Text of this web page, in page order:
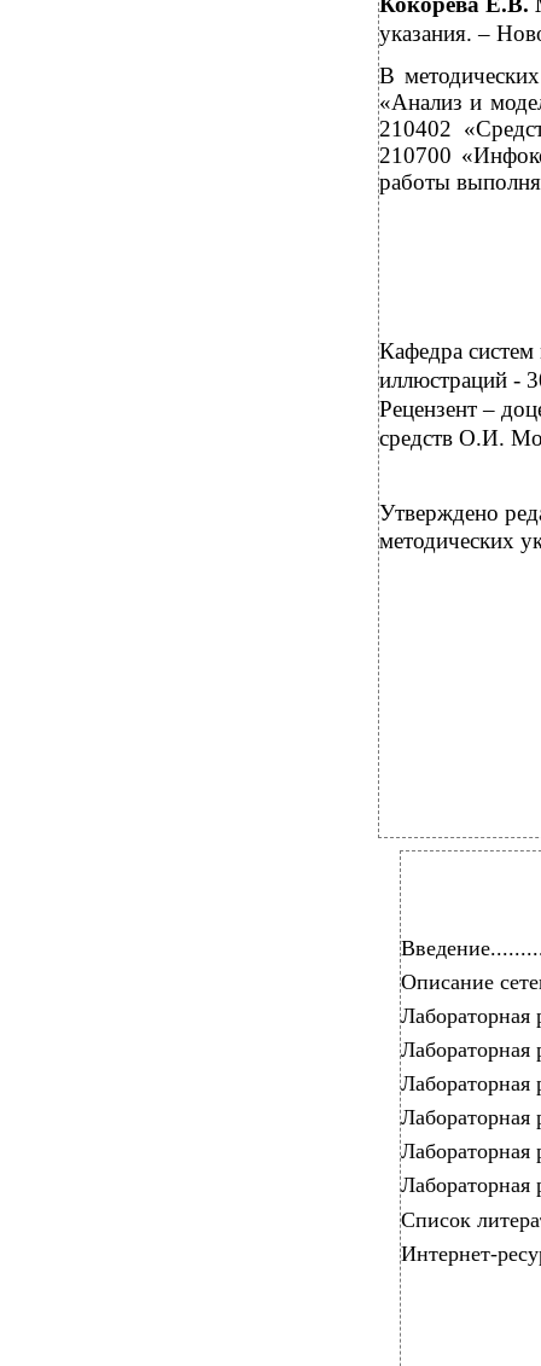
указания. –
В
«Анализ и
210402
210700
работы
Кафедра
иллюстраций -
Рецензент –
средств О.И.
Утверждено
методических
Описание
Список
Интернет-